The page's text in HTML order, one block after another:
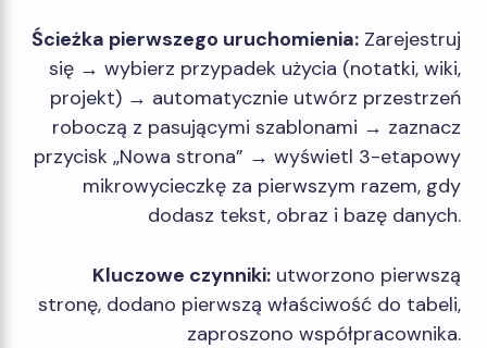
Ścieżka pierwszego uruchomienia: Zarejestruj
się → wybierz przypadek użycia (notatki, wiki,
projekt) → automatycznie utwórz przestrzeń
roboczą z pasującymi szablonami → zaznacz
przycisk „Nowa strona” → wyświetl 3-etapowy
mikrowycieczkę za pierwszym razem, gdy
dodasz tekst, obraz i bazę danych.
Kluczowe czynniki: utworzono pierwszą
stronę, dodano pierwszą właściwość do tabeli,
zaproszono współpracownika.